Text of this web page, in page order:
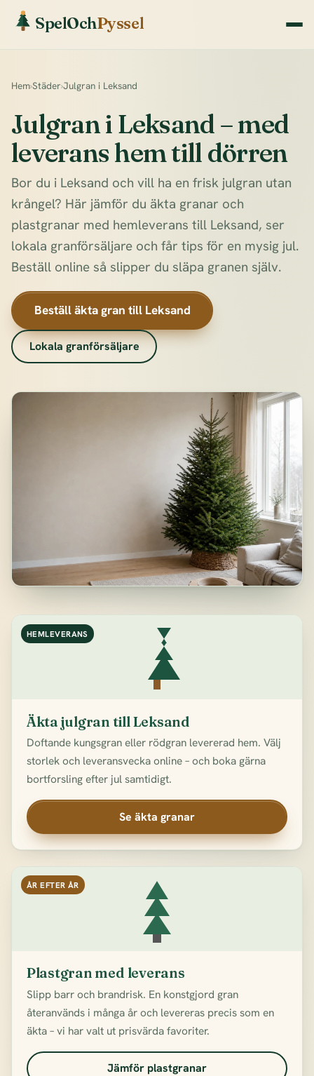
SpelOchPyssel
Hem›Städer›Julgran i Leksand
Julgran i Leksand – med
leverans hem till dörren
Bor du i Leksand och vill ha en frisk julgran utan
krångel? Här jämför du äkta granar och
plastgranar med hemleverans till Leksand, ser
lokala granförsäljare och får tips för en mysig jul.
Beställ online så slipper du släpa granen själv.
Beställ äkta gran till Leksand
Lokala granförsäljare
HEMLEVERANS
Äkta julgran till Leksand
Doftande kungsgran eller rödgran levererad hem. Välj
storlek och leveransvecka online – och boka gärna
bortforsling efter jul samtidigt.
Se äkta granar
ÅR EFTER ÅR
Plastgran med leverans
Slipp barr och brandrisk. En konstgjord gran
återanvänds i många år och levereras precis som en
äkta – vi har valt ut prisvärda favoriter.
Jämför plastgranar